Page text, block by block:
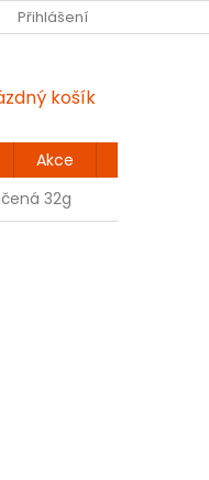
DOPRAVA A PLATBA
Přihlášení
košík
Akce
32g